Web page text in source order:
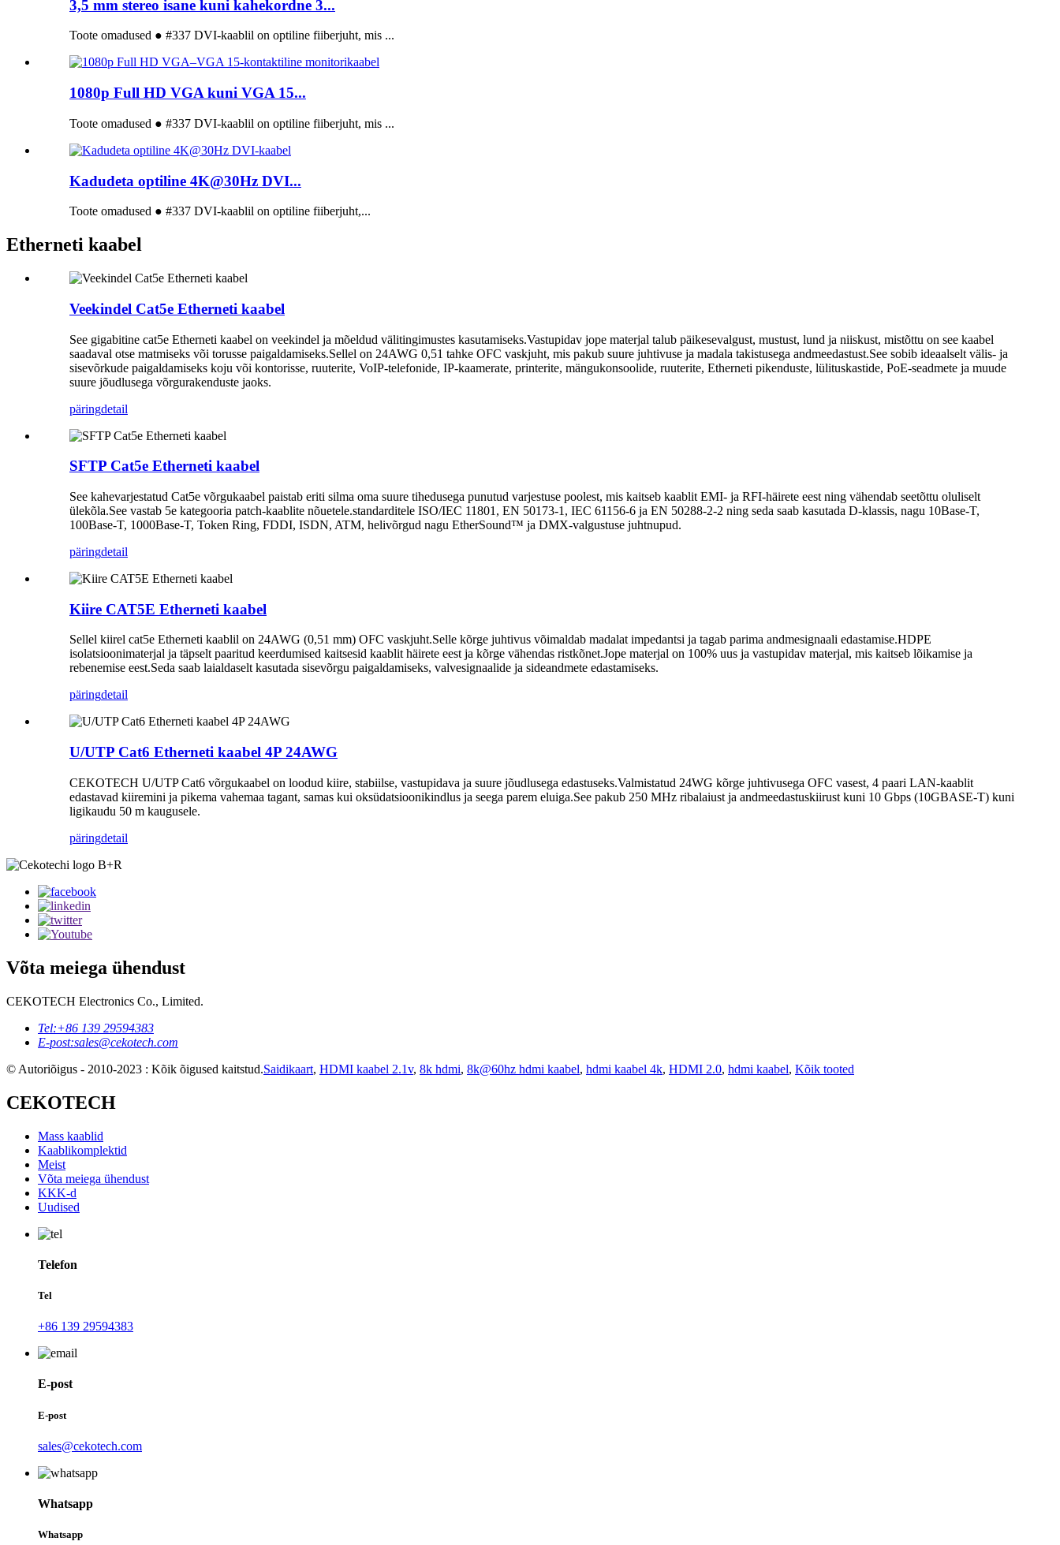
3,5 mm stereo isane kuni kahekordne 3...
Toote omadused ● #337 DVI-kaablil on optiline fiiberjuht, mis ...
1080p Full HD VGA kuni VGA 15...
Toote omadused ● #337 DVI-kaablil on optiline fiiberjuht, mis ...
Kadudeta optiline 4K@30Hz DVI...
Toote omadused ● #337 DVI-kaablil on optiline fiiberjuht,...
Etherneti kaabel
Veekindel Cat5e Etherneti kaabel
See gigabitine cat5e Etherneti kaabel on veekindel ja mõeldud välitingimustes kasutamiseks.Vastupidav jope materjal talub päikesevalgust, mustust, lund ja niiskust, mistõttu on see kaabel
saadaval otse matmiseks või torusse paigaldamiseks.Sellel on 24AWG 0,51 tahke OFC vaskjuht, mis pakub suure juhtivuse ja madala takistusega andmeedastust.See sobib ideaalselt välis- ja
sisevõrkude paigaldamiseks koju või kontorisse, ruuterite, VoIP-telefonide, IP-kaamerate, printerite, mängukonsoolide, ruuterite, Etherneti pikenduste, lülituskastide, PoE-seadmete ja muude
suure jõudlusega võrgurakenduste jaoks.
päringdetail
SFTP Cat5e Etherneti kaabel
See kahevarjestatud Cat5e võrgukaabel paistab eriti silma oma suure tihedusega punutud varjestuse poolest, mis kaitseb kaablit EMI- ja RFI-häirete eest ning vähendab seetõttu oluliselt
ülekõla.See vastab 5e kategooria patch-kaablite nõuetele.standarditele ISO/IEC 11801, EN 50173-1, IEC 61156-6 ja EN 50288-2-2 ning seda saab kasutada D-klassis, nagu 10Base-T,
100Base-T, 1000Base-T, Token Ring, FDDI, ISDN, ATM, helivõrgud nagu EtherSound™ ja DMX-valgustuse juhtnupud.
päringdetail
Kiire CAT5E Etherneti kaabel
Sellel kiirel cat5e Etherneti kaablil on 24AWG (0,51 mm) OFC vaskjuht.Selle kõrge juhtivus võimaldab madalat impedantsi ja tagab parima andmesignaali edastamise.HDPE
isolatsioonimaterjal ja täpselt paaritud keerdumised kaitsesid kaablit häirete eest ja kõrge vähendas ristkõnet.Jope materjal on 100% uus ja vastupidav materjal, mis kaitseb lõikamise ja
rebenemise eest.Seda saab laialdaselt kasutada sisevõrgu paigaldamiseks, valvesignaalide ja sideandmete edastamiseks.
päringdetail
U/UTP Cat6 Etherneti kaabel 4P 24AWG
CEKOTECH U/UTP Cat6 võrgukaabel on loodud kiire, stabiilse, vastupidava ja suure jõudlusega edastuseks.Valmistatud 24WG kõrge juhtivusega OFC vasest, 4 paari LAN-kaablit
edastavad kiiremini ja pikema vahemaa tagant, samas kui oksüdatsioonikindlus ja seega parem eluiga.See pakub 250 MHz ribalaiust ja andmeedastuskiirust kuni 10 Gbps (10GBASE-T) kuni
ligikaudu 50 m kaugusele.
päringdetail
Võta meiega ühendust
CEKOTECH Electronics Co., Limited.
Tel:+86 139 29594383
E-post:sales@cekotech.com
© Autoriõigus - 2010-2023 : Kõik õigused kaitstud.Saidikaart, HDMI kaabel 2.1v, 8k hdmi, 8k@60hz hdmi kaabel, hdmi kaabel 4k, HDMI 2.0, hdmi kaabel, Kõik tooted
CEKOTECH
Mass kaablid
Kaablikomplektid
Meist
Võta meiega ühendust
KKK-d
Uudised
Telefon
Tel
+86 139 29594383
E-post
E-post
sales@cekotech.com
Whatsapp
Whatsapp